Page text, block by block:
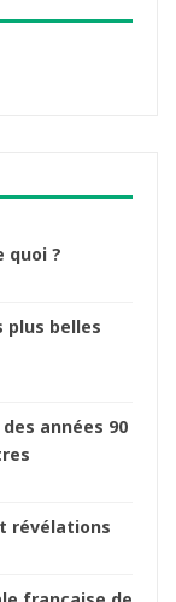
quoi ?
plus belles
années 90
révélations